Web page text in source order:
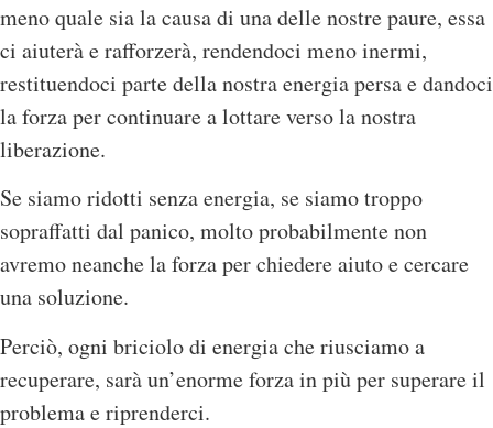
meno quale sia la causa di una delle nostre paure, essa
ci aiuterà e rafforzerà, rendendoci meno inermi,
restituendoci parte della nostra energia persa e dandoci
la forza per continuare a lottare verso la nostra
liberazione.
Se siamo ridotti senza energia, se siamo troppo
sopraffatti dal panico, molto probabilmente non
avremo neanche la forza per chiedere aiuto e cercare
una soluzione.
Perciò, ogni briciolo di energia che riusciamo a
recuperare, sarà un’enorme forza in più per superare il
problema e riprenderci.